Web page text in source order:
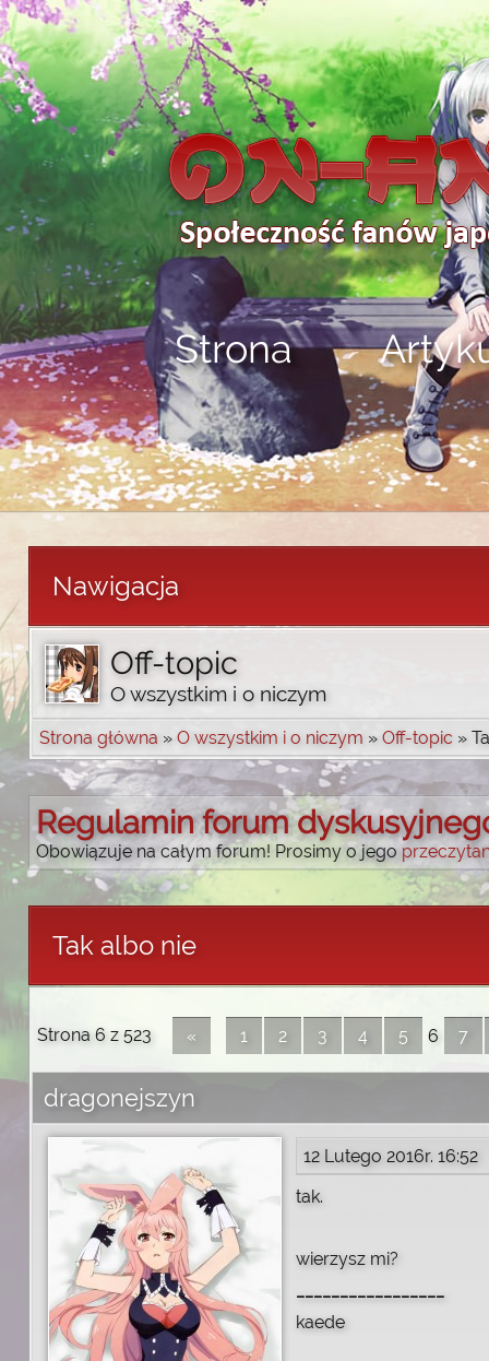
Strona
Nawigacja
Off-topic
O wszystkim i o niczym
Strona główna » O wszystkim i o niczym » Off-topic »
Regulamin forum
Obowiązuje na całym forum! Prosimy o jego
Tak albo nie
Strona 6 z 523 « 1 2 3 4 5 6 7
dragonejszyn
12 Lutego 2016r. 16:52
tak.
wierzysz mi?
_________________
kaede